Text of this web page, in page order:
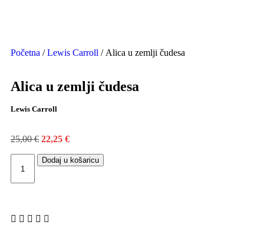
Početna /Lewis Carroll / Alica u zemlji čudesa
Alica u zemlji čudesa
Lewis Carroll
25,00€ 22,25 €
Dodaj u košaricu